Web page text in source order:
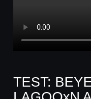
TEST: